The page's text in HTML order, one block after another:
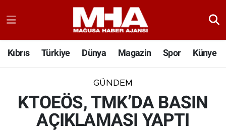
Kıbrıs Türkiye Dünya Magazin Spor Künye
GÜNDEM
KTOEÖS, TMK’DA BASIN
AÇIKLAMASI YAPTI